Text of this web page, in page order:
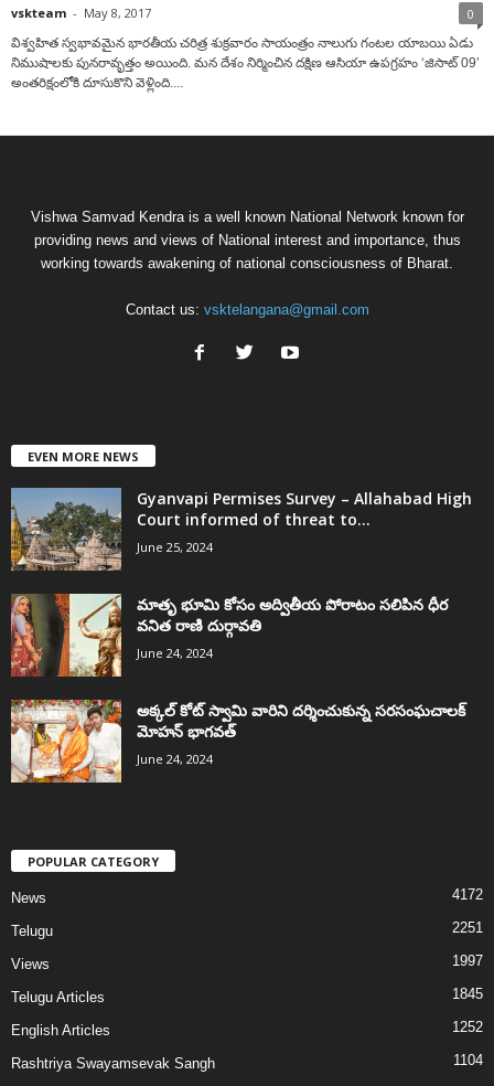
vskteam - May 8, 2017 0
విశ్వహిత స్వభావమైన భారతీయ చరిత్ర శుక్రవారం సాయంత్రం నాలుగు గంటల యాబయి ఏడు
నిముషాలకు పునరావృత్తం అయింది. మన దేశం నిర్మించిన దక్షిణ ఆసియా ఉపగ్రహం ‘జిసాట్ 09’
అంతరిక్షంలోకి దూసుకొని వెళ్లింది....
Vishwa Samvad Kendra is a well known National Network known for
providing news and views of National interest and importance, thus
working towards awakening of national consciousness of Bharat.
Contact us: vsktelangana@gmail.com
EVEN MORE NEWS
Gyanvapi Permises Survey – Allahabad High
Court informed of threat to...
June 25, 2024
మాతృ భూమి కోసం అద్వితీయ పోరాటం సలిపిన ధీర
వనిత రాణి దుర్గావతి
June 24, 2024
అక్కల్‌ కోట్‌ స్వామి వారిని దర్శించుకున్న సరసంఘచాలక్
మోహన్ భాగవత్
June 24, 2024
POPULAR CATEGORY
News 4172
Telugu 2251
Views 1997
Telugu Articles 1845
English Articles 1252
Rashtriya Swayamsevak Sangh 1104